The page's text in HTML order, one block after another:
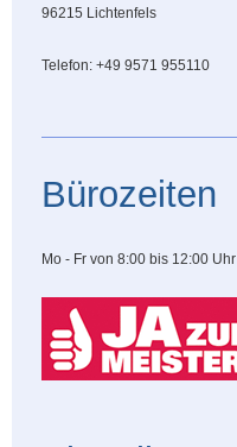
96215 Lichtenfels
Telefon: +49 9571 955110
Bürozeiten
Mo - Fr von 8:00 bis 12:00 Uhr